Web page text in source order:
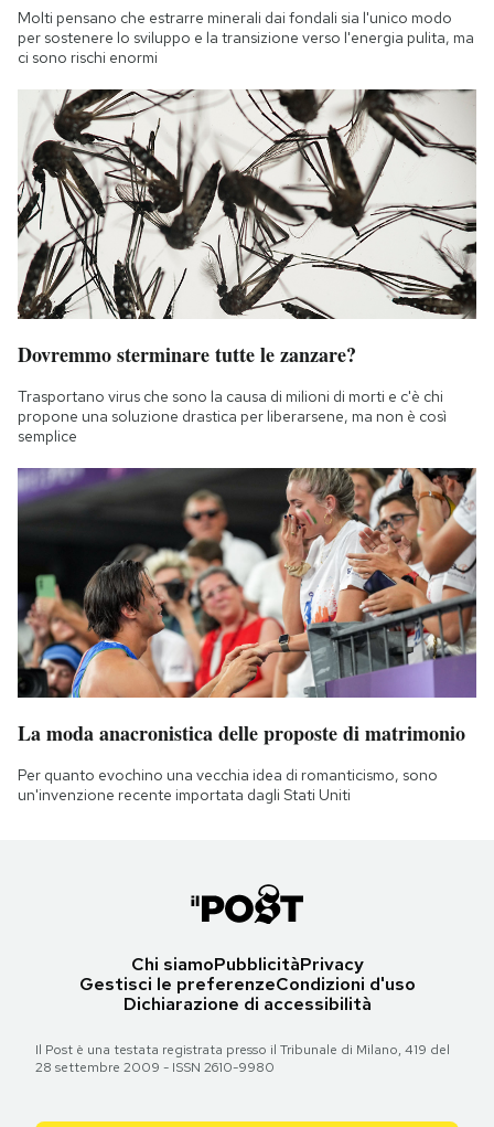
Molti pensano che estrarre minerali dai fondali sia l'unico modo
per sostenere lo sviluppo e la transizione verso l'energia pulita, ma
ci sono rischi enormi
Dovremmo sterminare tutte le zanzare?
Trasportano virus che sono la causa di milioni di morti e c'è chi
propone una soluzione drastica per liberarsene, ma non è così
semplice
La moda anacronistica delle proposte di matrimonio
Per quanto evochino una vecchia idea di romanticismo, sono
un'invenzione recente importata dagli Stati Uniti
Chi siamoPubblicitàPrivacy
Gestisci le preferenzeCondizioni d'uso
Dichiarazione di accessibilità
Il Post è una testata registrata presso il Tribunale di Milano, 419 del
28 settembre 2009 - ISSN 2610-9980